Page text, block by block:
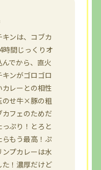
ンは、コブカ
時間じっくりオ
でから、直火
ンがゴロゴロ
レーとの相性
のせ牛×豚の粗
フェのためだ
ぷり！とろと
もう最高！ぷ
プカレーは水
！濃厚だけど